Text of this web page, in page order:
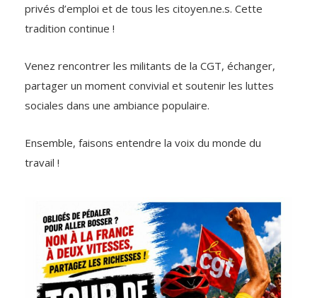
privés d’emploi et de tous les citoyen.ne.s. Cette
tradition continue !
Venez rencontrer les militants de la CGT, échanger,
partager un moment convivial et soutenir les luttes
sociales dans une ambiance populaire.
Ensemble, faisons entendre la voix du monde du
travail !